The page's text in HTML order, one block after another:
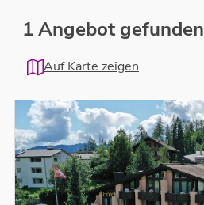
1 Angebot gefunden
Auf Karte zeigen